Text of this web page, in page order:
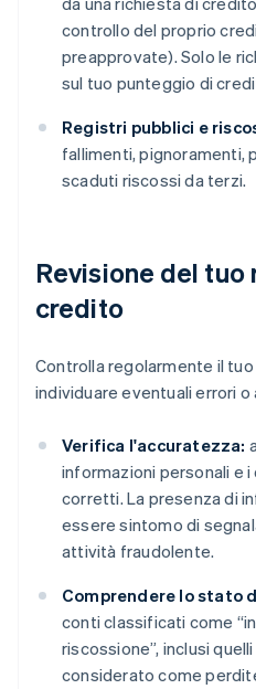
controllo del proprio
preapprovate). Solo le
sul tuo punteggio di
Registri pubblici e
fallimenti, pignoramenti,
scaduti riscossi da terzi.
Revisione del
credito
Controlla regolarmente il
individuare eventuali errori
Verifica l'accuratezza:
informazioni personali e
corretti. La presenza di
essere sintomo di
attività fraudolente.
Comprendere lo stato
conti classificati come
riscossione”, inclusi
considerato come